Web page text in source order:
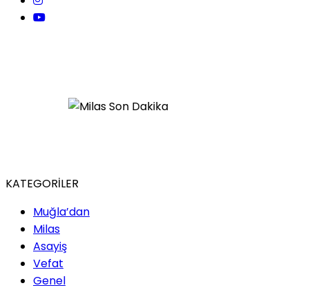
KATEGORİLER
Muğla’dan
Milas
Asayiş
Vefat
Genel